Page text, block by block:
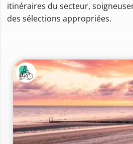
itinéraires du secteur,
des sélections appropriées.